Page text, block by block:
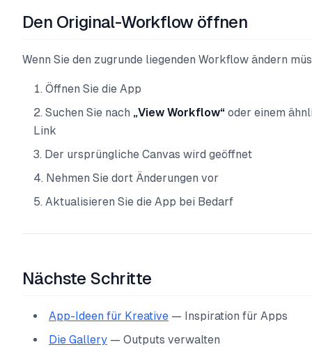
Den Original-Workflow öffnen
Wenn Sie den zugrunde liegenden Workflow ändern
Öffnen Sie die App
Suchen Sie nach „View Workflow“ oder einem
Link
Der ursprüngliche Canvas wird geöffnet
Nehmen Sie dort Änderungen vor
Aktualisieren Sie die App bei Bedarf
Nächste Schritte
App-Ideen für Kreative — Inspiration für Apps
Die Gallery — Outputs verwalten